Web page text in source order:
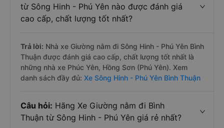
từ Sông Hinh - Phú Yên nào được đánh giá
cao cấp, chất lượng tốt nhất?
Trả lời: Nhà xe Giường nằm đi Sông Hinh - Phú Yên Bình
Thuận được đánh giá cao cấp, chất lượng tốt nhất là
những nhà xe Phúc Yên, Hồng Sơn (Phú Yên). Xem
danh sách đầy đủ: Xe Sông Hinh - Phú Yên Bình Thuận
Câu hỏi: Hãng Xe Giường nằm đi Bình
Thuận từ Sông Hinh - Phú Yên giá rẻ nhất?